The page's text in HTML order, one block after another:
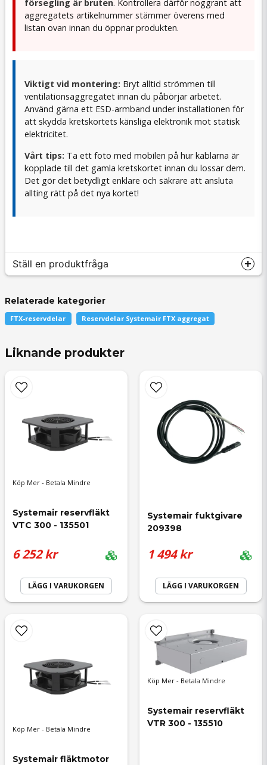
försegling är bruten. Kontrollera därför noggrant att
aggregatets artikelnummer stämmer överens med
listan ovan innan du öppnar produkten.
Viktigt vid montering: Bryt alltid strömmen till
ventilationsaggregatet innan du påbörjar arbetet.
Använd gärna ett ESD-armband under installationen för
att skydda kretskortets känsliga elektronik mot statisk
elektricitet.
Vårt tips: Ta ett foto med mobilen på hur kablarna är
kopplade till det gamla kretskortet innan du lossar dem.
Det gör det betydligt enklare och säkrare att ansluta
allting rätt på det nya kortet!
Ställ en produktfråga
question
Mejladress
Ja, ni får publicera min fråga
Skicka fråga
Relaterade kategorier
FTX-reservdelar Reservdelar Systemair FTX aggregat
Liknande produkter
Köp Mer - Betala Mindre
Systemair reservfläkt
VTC 300 - 135501
6 252 kr
LÄGG I VARUKORGEN
Systemair fuktgivare
209398
1 494 kr
LÄGG I VARUKORGEN
Köp Mer - Betala Mindre
Systemair fläktmotor
Köp Mer - Betala Mindre
Systemair reservfläkt
VTR 300 - 135510